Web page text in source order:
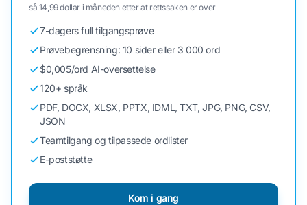
så 14,99 dollar i måneden etter at rettssaken er over
7-dagers full tilgangsprøve
Prøvebegrensning: 10 sider eller 3 000 ord
$0,005/ord AI-oversettelse
120+ språk
PDF, DOCX, XLSX, PPTX, IDML, TXT, JPG, PNG, CSV,
JSON
Teamtilgang og tilpassede ordlister
E-poststøtte
Kom i gang